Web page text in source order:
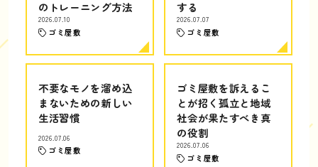
のトレーニング方法
2026.07.10
ゴミ屋敷
する
2026.07.07
ゴミ屋敷
不要なモノを溜め込
まないための新しい
生活習慣
2026.07.06
ゴミ屋敷
ゴミ屋敷を訴えるこ
とが招く孤立と地域
社会が果たすべき真
の役割
2026.07.06
ゴミ屋敷